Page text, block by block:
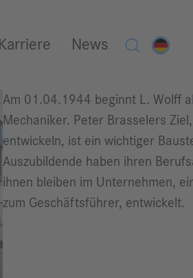
Karriere News
Am 01.04.1944 beginnt L. Wolff
Mechaniker. Peter Brasselers
entwickeln, ist ein wichtiger
Auszubildende haben ihren
ihnen bleiben im Unternehmen,
zum Geschäftsführer, entwickelt.